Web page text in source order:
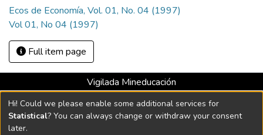
Ecos de Economía, Vol. 01, No. 04 (1997)
Vol 01, No 04 (1997)
Full item page
Vigilada Mineducación
Universidad con Acreditación Institucional hasta 2026 -
Resolución MEN 2158 de 2018
Hi! Could we please enable some additional services for
Statistical? You can always change or withdraw your consent
later.